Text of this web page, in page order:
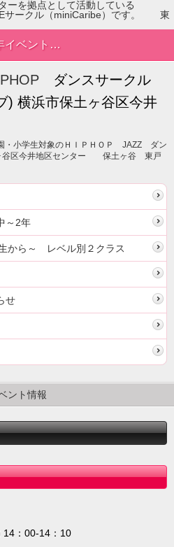
ーを拠点として活動している
サークル（miniCaribe）です。 東
2013年イベント情報 | 新着情報
ダンスサークル
) 横浜市保土ヶ谷区今井
・小学生対象のＨＩＰＨＯＰ JAZZ ダン
区今井地区センター 保土ヶ谷 東戸
～2年
から～ レベル別２クラス
せ
ント情報
14：00-14：10